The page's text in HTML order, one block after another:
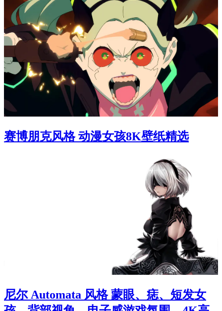
赛博朋克风格 动漫女孩8K壁纸精选
尼尔 Automata 风格 蒙眼、痣、短发女